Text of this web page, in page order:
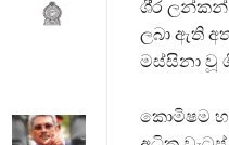
ශී‍්‍ර ලන්කන්
ලබා ඇති
මස්සිනා වූ
කොමිෂම